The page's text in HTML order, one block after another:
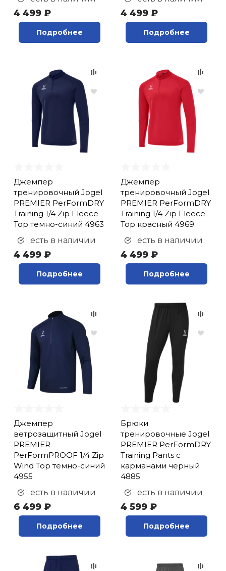
4 499 ₽
Подробнее
4 499 ₽
Подробнее
Джемпер
тренировочный Jogel
PREMIER PerFormDRY
Training 1/4 Zip Fleece
Top темно-синий 4963
есть в наличии
4 499 ₽
Подробнее
Джемпер
тренировочный Jogel
PREMIER PerFormDRY
Training 1/4 Zip Fleece
Top красный 4969
есть в наличии
4 499 ₽
Подробнее
Джемпер
ветрозащитный Jogel
PREMIER
PerFormPROOF 1/4 Zip
Wind Top темно-синий
4955
есть в наличии
6 499 ₽
Подробнее
Брюки
тренировочные Jogel
PREMIER PerFormDRY
Training Pants с
карманами черный
4885
есть в наличии
4 599 ₽
Подробнее